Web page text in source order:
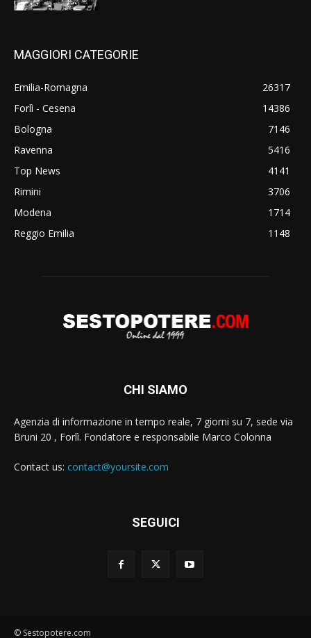
MAGGIORI CATEGORIE
Emilia-Romagna
26317
Forlì - Cesena
14386
Bologna
7146
Ravenna
5416
Top News
4141
Rimini
3706
Modena
1714
Reggio Emilia
1148
CHI SIAMO
Agenzia di informazione in tempo reale, 7 giorni su 7, sede via
Bruni 20 , Forlì. Fondatore e responsabile Marco Colonna
Contact us: contact@yoursite.com
SEGUICI
© Sestopotere.com